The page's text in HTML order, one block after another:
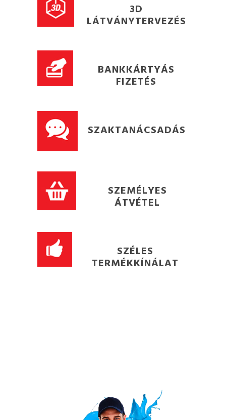
3D
LÁTVÁNYTERVEZÉS
BANKKÁRTYÁS
FIZETÉS
SZAKTANÁCSADÁS
SZEMÉLYES
ÁTVÉTEL
SZÉLES
TERMÉKKÍNÁLAT